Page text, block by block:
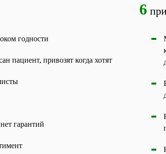
годности
пациент, привозят когда хотят
гарантий
6